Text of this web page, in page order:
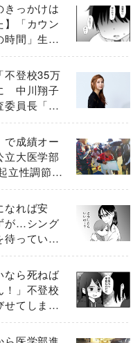
きっかけは
】「カウン
時間」生徒
ラしたの
話》
不登校35万
中川翔子
委員長「不
甲子園
催
で成績オー
立大医学部
立性調節障
で３年」の
き母は
なれば安
が…シング
待ってい
間”【前編】
なら死ねば
！」不登校
せてしまっ
外編・後